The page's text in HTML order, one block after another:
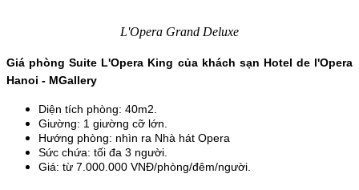
L'Opera Grand Deluxe
Giá phòng Suite L'Opera King của khách sạn Hotel de l'Opera
Hanoi - MGallery
Diện tích phòng: 40m2.
Giường: 1 giường cỡ lớn.
Hướng phòng: nhìn ra Nhà hát Opera
Sức chứa: tối đa 3 người.
Giá: từ 7.000.000 VNĐ/phòng/đêm/người.